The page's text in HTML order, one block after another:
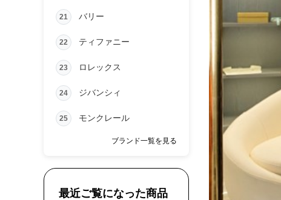
21 バリー
22 ティファニー
23 ロレックス
24 ジバンシィ
25 モンクレール
ブランド一覧を見る
最近ご覧になった商品